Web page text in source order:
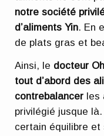
notre société
d’aliments Yin. En
de plats gras et
Ainsi, le docteur
tout d’abord des
contrebalancer les
privilégié jusque
certain équilibre